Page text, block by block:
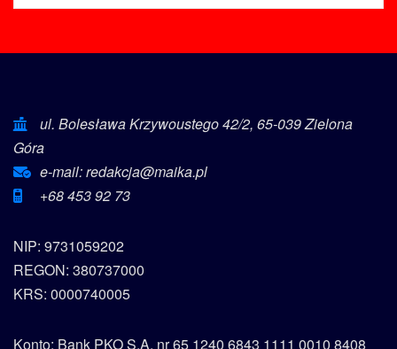
ul. Bolesława Krzywoustego 42/2, 65-039 Zielona
Góra
e-mail: redakcja@maika.pl
+68 453 92 73
NIP: 9731059202
REGON: 380737000
KRS: 0000740005
Konto: Bank PKO S.A. nr 65 1240 6843 1111 0010 8408